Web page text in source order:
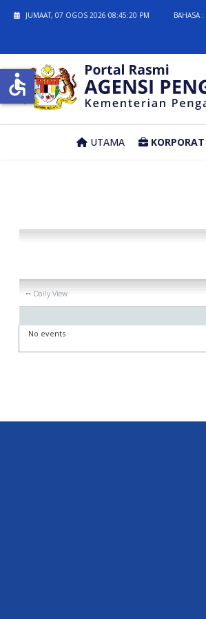
JUMAAT, 07 OGOS 2026 08:45:20 PM BAHASA :
UTAMA KORPORAT
Daily View
No events
accessible